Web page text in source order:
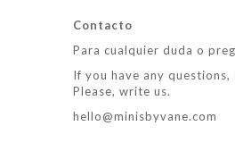
Contacto
Para cualquier duda o
If you have any
Please, write us.
hello@minisbyvane.com